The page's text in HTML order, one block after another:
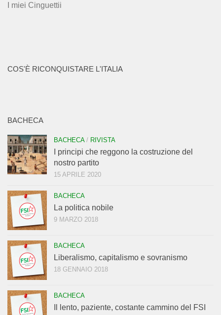
I miei Cinguettii
COS'È RICONQUISTARE L'ITALIA
BACHECA
BACHECA/ RIVISTA
I principi che reggono la costruzione del
nostro partito
15 APRILE 2020
BACHECA
La politica nobile
9 MARZO 2018
BACHECA
Liberalismo, capitalismo e sovranismo
18 GENNAIO 2018
BACHECA
Il lento, paziente, costante cammino del FSI